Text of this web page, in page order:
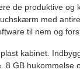
de produktive og
med
til nem og
kabinet.
8 GB